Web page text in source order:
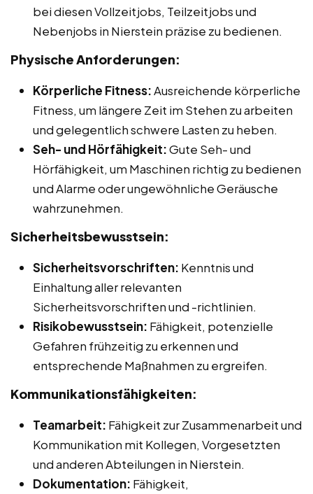
bei diesen Vollzeitjobs, Teilzeitjobs und
Nebenjobs in Nierstein präzise zu bedienen.
Physische Anforderungen:
Körperliche Fitness:Ausreichende körperliche
Fitness, um längere Zeit im Stehen zu arbeiten
und gelegentlich schwere Lasten zu heben.
Seh- und Hörfähigkeit:Gute Seh- und
Hörfähigkeit, um Maschinen richtig zu bedienen
und Alarme oder ungewöhnliche Geräusche
wahrzunehmen.
Sicherheitsbewusstsein:
Sicherheitsvorschriften: Kenntnis und
Einhaltung aller relevanten
Sicherheitsvorschriften und -richtlinien.
Risikobewusstsein: Fähigkeit, potenzielle
Gefahren frühzeitig zu erkennen und
entsprechende Maßnahmen zu ergreifen.
Kommunikationsfähigkeiten:
Teamarbeit: Fähigkeit zur Zusammenarbeit und
Kommunikation mit Kollegen, Vorgesetzten
und anderen Abteilungen in Nierstein.
Dokumentation: Fähigkeit,